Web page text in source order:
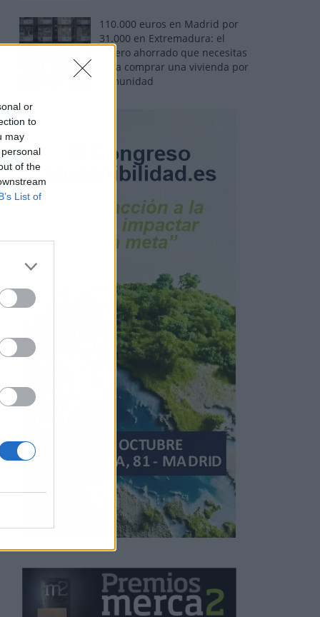
or
to
may
of the
List of
110.000 euros en Madrid por
31.000 en Extremadura: el
dinero ahorrado que necesitas
para comprar una vivienda por
comunidad